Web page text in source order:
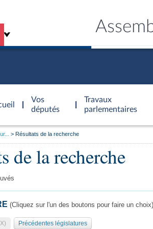
Vos
députés
Travaux
parlementaires
Résultats de la recherche
de la recherche
(Cliquez sur l'un des boutons pour faire un choix)
Précédentes législatures